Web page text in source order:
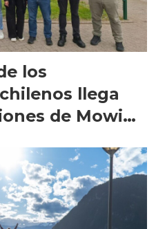
los
llega
de Mowi